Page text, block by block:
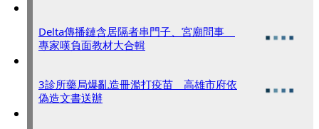
Delta傳播鏈含居隔者串門子、宮廟問事
專家嘆負面教材大合輯
3診所藥局爆亂造冊濫打疫苗 高雄市府依
偽造文書送辦